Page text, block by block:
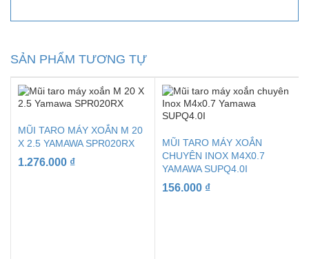
SẢN PHẨM TƯƠNG TỰ
MŨI TARO MÁY XOẮN M 20
X 2.5 YAMAWA SPR020RX
1.276.000 ₫
MŨI TARO MÁY XOẮN
CHUYÊN INOX M4X0.7
YAMAWA SUPQ4.0I
156.000 ₫